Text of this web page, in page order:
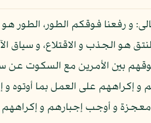
و رفعنا فوقكم الطور، الطور
و النتق هو الجذب و الاقتلاع، و
بين الأمرين مع السكوت عن
و إكراههم على العمل بما أوتوه
معجزة و أوجب إجبارهم و